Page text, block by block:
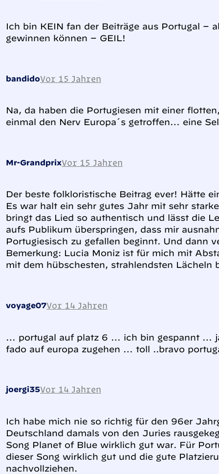
Ich bin KEIN fan der Beiträge aus Portugal –
gewinnen können – GEIL!
bandidoVor 15 Jahren
Na, da haben die Portugiesen mit einer
einmal den Nerv Europa´s getroffen… eine
Mr-GrandprixVor 15 Jahren
Der beste folkloristische Beitrag ever! Hätte
Es war halt ein sehr gutes Jahr mit sehr
bringt das Lied so authentisch und lässt die
aufs Publikum überspringen, dass mir
Portugiesisch zu gefallen beginnt. Und dann
Bemerkung: Lucia Moniz ist für mich mit
mit dem hübschesten, strahlendsten Lächeln
voyage07Vor 14 Jahren
… portugal auf platz 6 … ich bin gespannt …
fado auf europa zugehen … toll ..bravo
joergi35Vor 14 Jahren
Ich habe mich nie so richtig für den 96er
Deutschland damals von den Juries
Song Planet of Blue wirklich gut war. Für
dieser Song wirklich gut und die gute
nachvollziehen.